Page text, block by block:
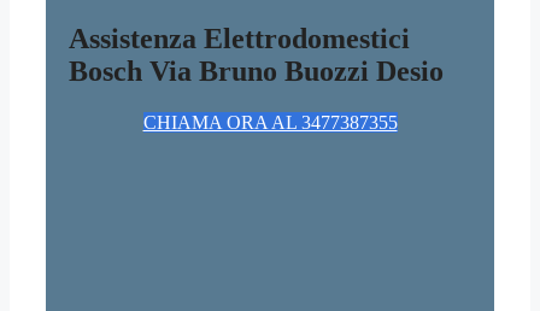
Assistenza Elettrodomestici
Bosch Via Bruno Buozzi Desio
CHIAMA ORA AL 3477387355